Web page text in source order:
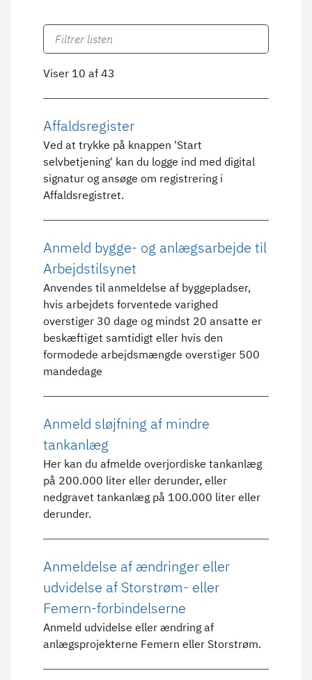
Viser 10 af 43
Affaldsregister
Ved at trykke på knappen 'Start
selvbetjening' kan du logge ind med digital
signatur og ansøge om registrering i
Affaldsregistret.
Anmeld bygge- og anlægsarbejde til
Arbejdstilsynet
Anvendes til anmeldelse af byggepladser,
hvis arbejdets forventede varighed
overstiger 30 dage og mindst 20 ansatte er
beskæftiget samtidigt eller hvis den
formodede arbejdsmængde overstiger 500
mandedage
Anmeld sløjfning af mindre
tankanlæg
Her kan du afmelde overjordiske tankanlæg
på 200.000 liter eller derunder, eller
nedgravet tankanlæg på 100.000 liter eller
derunder.
Anmeldelse af ændringer eller
udvidelse af Storstrøm- eller
Femern-forbindelserne
Anmeld udvidelse eller ændring af
anlægsprojekterne Femern eller Storstrøm.